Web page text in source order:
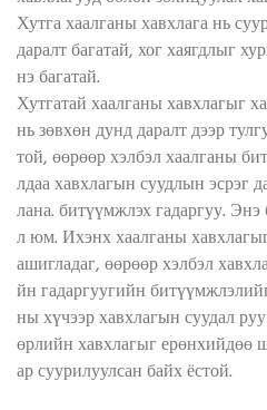
Хутга хаалганы хавхлага нь
даралт багатай, хог хаягдлыг
нэ багатай.
Хутгатай хаалганы хавхлагыг
нь зөвхөн дунд даралт дээр
той, өөрөөр хэлбэл хаалганы
лдаа хавхлагын суудлын эсрэг
лана. битүүмжлэх гадаргуу.
л юм. Ихэнх хаалганы
ашигладаг, өөрөөр хэлбэл
йн гадаргуугийн
ны хүчээр хавхлагын суудал
өрлийн хавхлагыг ерөнхийдөө
ар суурилуулсан байх ёстой.